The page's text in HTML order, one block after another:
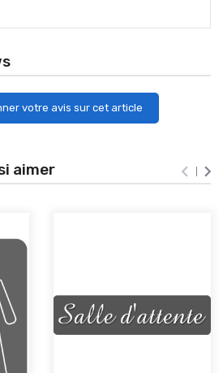
votre avis sur cet article
aimer  